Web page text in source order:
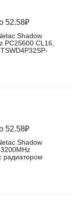
52.58₽
Shadow
PC25600 CL16,
Маркете,
52.58₽
Shadow
радиатором